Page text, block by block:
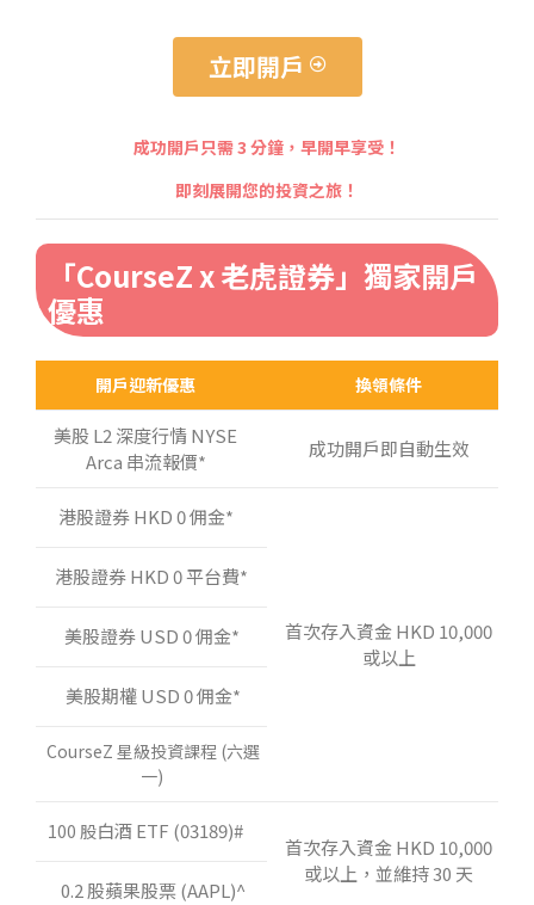
立即開戶
成功開戶只需 3 分鐘，早開早享受！
即刻展開您的投資之旅！
「CourseZ x 老虎證券」獨家開戶
優惠
開戶迎新優惠 換領條件
美股 L2 深度行情 NYSE
Arca 串流報價*
成功開戶即自動生效
港股證券 HKD 0 佣金*
首次存入資金 HKD 10,000
或以上
港股證券 HKD 0 平台費*
美股證券 USD 0 佣金*
美股期權 USD 0 佣金*
CourseZ 星級投資課程 (六選
一)
100 股白酒 ETF (03189)#
首次存入資金 HKD 10,000
或以上，並維持 30 天
0.2 股蘋果股票 (AAPL)^